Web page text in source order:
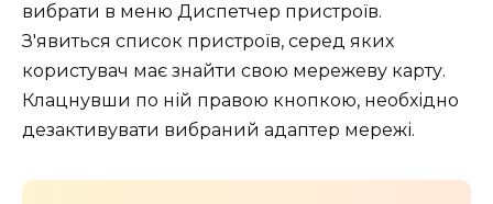
вибрати в меню Диспетчер пристроїв.
З'явиться список пристроїв, серед яких
користувач має знайти свою мережеву карту.
Клацнувши по ній правою кнопкою, необхідно
дезактивувати вибраний адаптер мережі.